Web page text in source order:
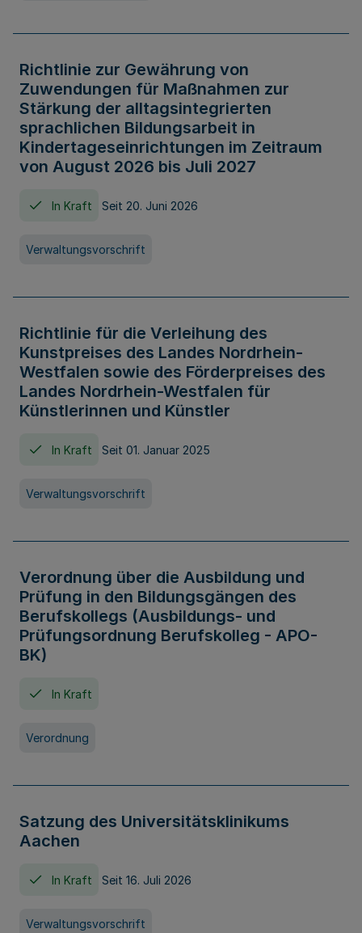
Richtlinie zur Gewährung von
Zuwendungen für Maßnahmen zur
Stärkung der alltagsintegrierten
sprachlichen Bildungsarbeit in
Kindertageseinrichtungen im Zeitraum
von August 2026 bis Juli 2027
In Kraft Seit 20. Juni 2026
Verwaltungsvorschrift
Richtlinie für die Verleihung des
Kunstpreises des Landes Nordrhein-
Westfalen sowie des Förderpreises des
Landes Nordrhein-Westfalen für
Künstlerinnen und Künstler
In Kraft Seit 01. Januar 2025
Verwaltungsvorschrift
Verordnung über die Ausbildung und
Prüfung in den Bildungsgängen des
Berufskollegs (Ausbildungs- und
Prüfungsordnung Berufskolleg - APO-
BK)
In Kraft
Verordnung
Satzung des Universitätsklinikums
Aachen
In Kraft Seit 16. Juli 2026
Verwaltungsvorschrift